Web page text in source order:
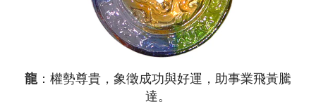
龍：權勢尊貴，象徵成功與好運，助事業飛黃騰
達。